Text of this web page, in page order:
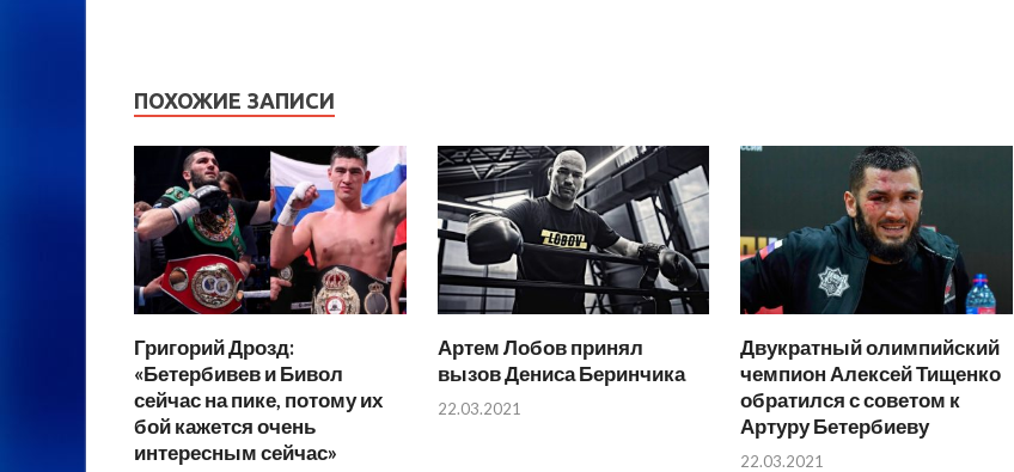
ПОХОЖИЕ ЗАПИСИ
Григорий Дрозд:
«Бетербивев и Бивол
сейчас на пике, потому их
бой кажется очень
интересным сейчас»
Артем Лобов принял
вызов Дениса Беринчика
22.03.2021
Двукратный олимпийский
чемпион Алексей Тищенко
обратился с советом к
Артуру Бетербиеву
22.03.2021